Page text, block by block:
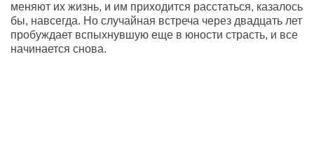
меняют их жизнь, и им приходится расстаться, казалось
бы, навсегда. Но случайная встреча через двадцать лет
пробуждает вспыхнувшую еще в юности страсть, и все
начинается снова.